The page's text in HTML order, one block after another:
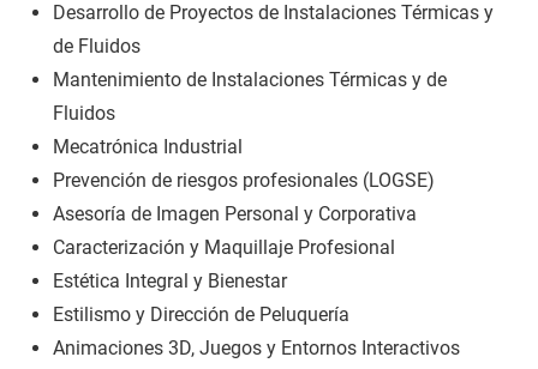
Desarrollo de Proyectos de Instalaciones Térmicas y
de Fluidos
Mantenimiento de Instalaciones Térmicas y de
Fluidos
Mecatrónica Industrial
Prevención de riesgos profesionales (LOGSE)
Asesoría de Imagen Personal y Corporativa
Caracterización y Maquillaje Profesional
Estética Integral y Bienestar
Estilismo y Dirección de Peluquería
Animaciones 3D, Juegos y Entornos Interactivos